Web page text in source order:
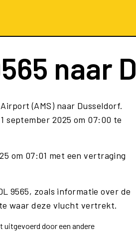
naar
(AMS) naar Dusseldorf.
september 2025 om 07:00 te
om 07:01 met een vertraging
9565, zoals informatie over de
waar deze vlucht vertrekt.
door een andere